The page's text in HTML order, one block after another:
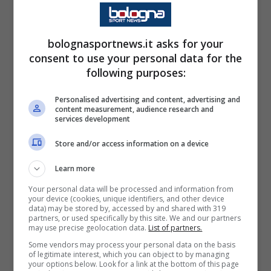
21:00 allo stadio Dall’Ara. La partita verrà
trasmessa sulle reti Mediaset in televisione su
Italia Uno e in streaming su Mediaset Infinity.
w
Bologna-Lazio, le probabili
formazioni del match
Il Bologna di Italiano arriva al match con il
ritorno di Lucumì al centro della difesa. A
centrocampo Italiano potrebbe mettere
Pobegaa discapito di unFergusonnon al
meglio. Sulla trequarti potrebbe partire dal
primo minuto Odgaard, partito dalla panchina
bolognasportnews.it asks for your
consent to use your personal data for the
following purposes:
Personalised advertising and content, advertising and
content measurement, audience research and
services development
Store and/or access information on a device
Learn more
Your personal data will be processed and information from
your device (cookies, unique identifiers, and other device
data) may be stored by, accessed by and shared with 319
partners, or used specifically by this site. We and our partners
may use precise geolocation data. List of partners.
Some vendors may process your personal data on the basis
of legitimate interest, which you can object to by managing
your options below. Look for a link at the bottom of this page